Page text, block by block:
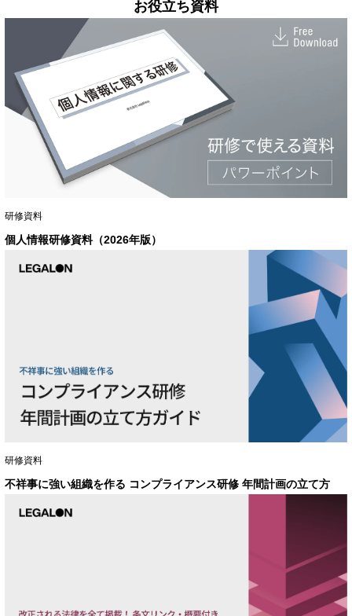
お役立ち資料
研修資料
個人情報研修資料（2026年版）
研修資料
不祥事に強い組織を作る コンプライアンス研修 年間計画の立て方